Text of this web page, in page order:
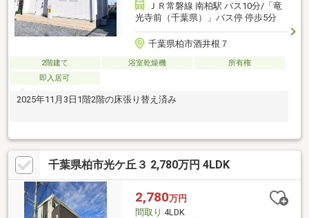
ＪＲ常磐線 南柏駅 バス10分/「竜
光寺前（千葉県）」バス停 停歩5分
千葉県柏市酒井根７
2階建て 浴室乾燥機
所有権
即入居可
2025年11月3日1階2階の床張り替え済み
千葉県柏市光ケ丘３ 2,780万円 4LDK
2,780万円
間取り 4LDK